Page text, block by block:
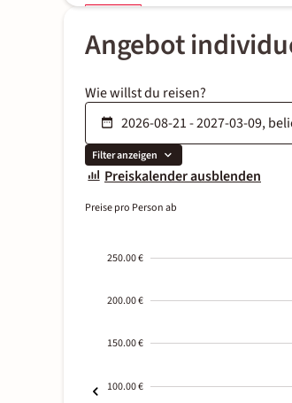
Angebot
Wie willst du reisen?
Filter anzeigen
Preiskalender ausblenden
Preise pro Person ab
250.00 €
200.00 €
150.00 €
100.00 €